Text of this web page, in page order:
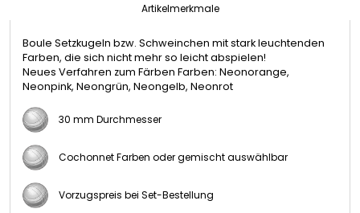
Artikelmerkmale
Boule Setzkugeln bzw. Schweinchen mit stark leuchtenden
Farben, die sich nicht mehr so leicht abspielen!
Neues Verfahren zum Färben Farben: Neonorange,
Neonpink, Neongrün, Neongelb, Neonrot
30 mm Durchmesser
Cochonnet Farben oder gemischt auswählbar
Vorzugspreis bei Set-Bestellung